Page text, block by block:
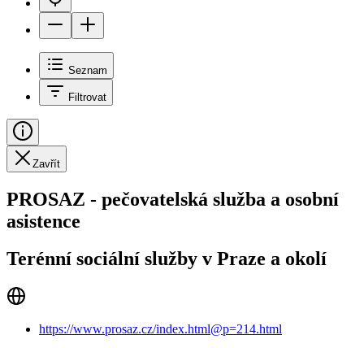
Seznam
Filtrovat
Zavřít
PROSAZ - pečovatelská služba a osobní
asistence
Terénní sociální služby v Praze a okolí
https://www.prosaz.cz/index.html@p=214.html